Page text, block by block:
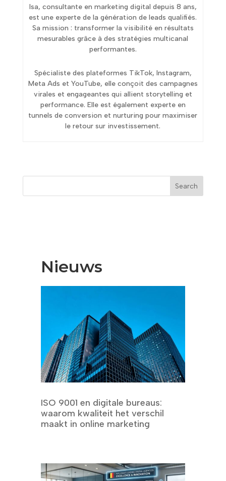
Isa, consultante en marketing digital depuis 8 ans,
est une experte de la génération de leads qualifiés.
Sa mission : transformer la visibilité en résultats
mesurables grâce à des stratégies multicanal
performantes.
Spécialiste des plateformes TikTok, Instagram,
Meta Ads et YouTube, elle conçoit des campagnes
virales et engageantes qui allient storytelling et
performance. Elle est également experte en
tunnels de conversion et nurturing pour maximiser
le retour sur investissement.
Search
Nieuws
ISO 9001 en digitale bureaus:
waarom kwaliteit het verschil
maakt in online marketing